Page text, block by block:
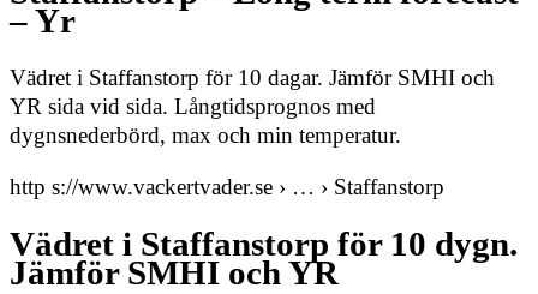
– Yr
Vädret i Staffanstorp för 10 dagar. Jämför SMHI och
YR sida vid sida. Långtidsprognos med
dygnsnederbörd, max och min temperatur.
http s://www.vackertvader.se › … › Staffanstorp
Vädret i Staffanstorp för 10 dygn.
Jämför SMHI och YR